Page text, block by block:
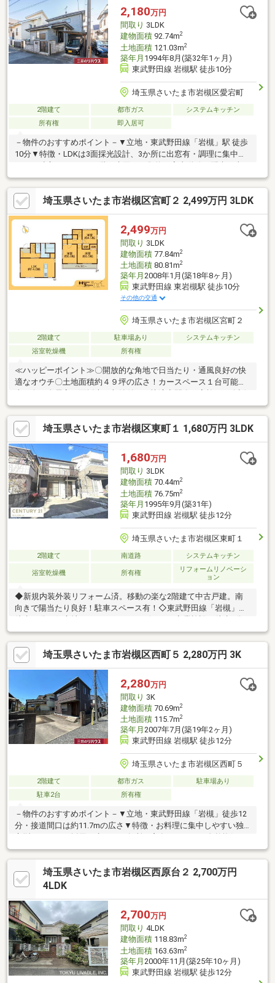
替え、裏口門扉土間打替え 他■ ご希望の住まい探しをお手伝いし
ます ━━━━━・・・物件の詳細・ご相談はお気軽にお問い合わ
せください。
2,180万円
間取り 3LDK
建物面積92.74m2
土地面積121.03m2
築年月 1994年8月(築32年1ヶ月)
東武野田線 岩槻駅 徒歩10分
埼玉県さいたま市岩槻区愛宕町
2階建て 都市ガス
システムキッチン
所有権
即入居可
－物件のおすすめポイント－▼立地・東武野田線「岩槻」駅 徒歩
10分▼特徴・LDKは3面採光設計、3か所に出窓有・調理に集中し
側にテラス・バルコニーを設置・即お引渡し可能(残金精算後)▼
周辺環境コンビニ「ファミリーマート岩槻西町店」徒歩1分(約
70m)・さいたま市立岩槻小学校 徒歩8分(約620m)・西町児童公園
徒歩7分(約530m)・ドラッグストア「ウエルシア岩槻西町店」徒
歩6分(約410m)■ ご希望の住まい探しをお手伝いします
━━━━━・・・物件の詳細・ご相談はお気軽にお問い合わせく
ださい。
埼玉県さいたま市岩槻区宮町２ 2,499万円 3LDK
2,499万円
間取り 3LDK
建物面積77.84m2
土地面積80.81m2
築年月 2008年1月(築18年8ヶ月)
東武野田線 東岩槻駅 徒歩10分
その他の交通
埼玉県さいたま市岩槻区宮町２
2階建て 駐車場あり
システムキッチン
浴室乾燥機
所有権
≪ハッピーポイント≫〇開放的な角地で日当たり・通風良好の快
適なオウチ〇土地面積約４９坪の広さ！カースペース１台可能〇
が弾むカウンターキッチン〇２部屋から行き来できる広々続きバ
ルコニー〇シロアリ保証・施工後５年間保証で安心≪周辺環境≫
〇東武野田線『東岩槻』駅徒歩１０分の好立地・徒歩１分『宮町
児童公園』・徒歩８分『セブンイレブン』・徒歩９分『ドラッグ
ストアコスモス』・徒歩１１分『業務スーパー』住まい探し、住
宅ローン、お住み替えのご相談もお気軽に！予約なしのご来店・
お電話での対応も承っております。
埼玉県さいたま市岩槻区東町１ 1,680万円 3LDK
1,680万円
間取り 3LDK
建物面積70.44m2
土地面積76.75m2
築年月 1995年9月(築31年)
東武野田線 岩槻駅 徒歩12分
埼玉県さいたま市岩槻区東町１
2階建て 南道路 システムキッチン
浴室乾燥機 所有権
リフォームリノベーシ
ョン
◆新規内装外装リフォーム済。移動の楽な2階建て中古戸建。南
向きで陽当たり良好！駐車スペース有！◇東武野田線「岩槻」駅
圏内に揃う生活に便利なエリア。
埼玉県さいたま市岩槻区西町５ 2,280万円 3K
2,280万円
間取り 3K
建物面積70.69m2
土地面積115.7m2
築年月 2007年7月(築19年2ヶ月)
東武野田線 岩槻駅 徒歩12分
埼玉県さいたま市岩槻区西町５
2階建て 都市ガス
駐車場あり
駐車2台
所有権
－物件のおすすめポイント－▼立地・東武野田線「岩槻」徒歩12
分・接道間口は約11.7mの広さ▼特徴・お料理に集中しやすい独
可能・2階和室・2階洋室・各階ホールに収納を設置・南東向きバ
ルコニー有・駐車スペース2台分有(車種による)▼設備・カーポー
ト▼周辺環境・ヤオコー岩槻西町店 徒歩9分(約650m)・ドラッグ
セイムス岩槻店 徒歩4分(約320m)・西町児童公園 徒歩3分(約
物件の詳細・ご相談はお気軽にお問い合わせください。
埼玉県さいたま市岩槻区西原台２ 2,700万円
4LDK
2,700万円
間取り 4LDK
建物面積118.83m2
土地面積163.63m2
築年月 2000年11月(築25年10ヶ月)
東武野田線 岩槻駅 徒歩12分